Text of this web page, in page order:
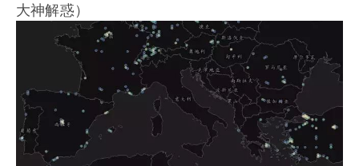
大神解惑）